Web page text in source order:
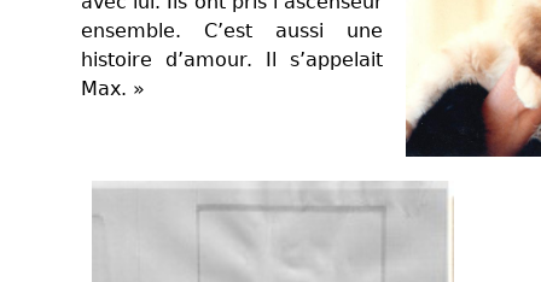
ensemble. C’est aussi une
histoire d’amour. Il s’appelait
Max. »